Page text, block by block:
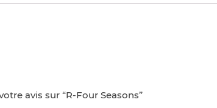
avis sur “R-Four Seasons”